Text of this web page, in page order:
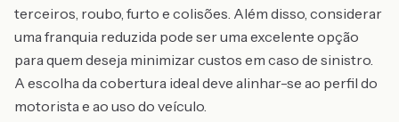
terceiros, roubo, furto e colisões. Além disso, considerar
uma franquia reduzida pode ser uma excelente opção
para quem deseja minimizar custos em caso de sinistro.
A escolha da cobertura ideal deve alinhar-se ao perfil do
motorista e ao uso do veículo.